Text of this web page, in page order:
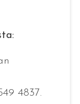
4837.